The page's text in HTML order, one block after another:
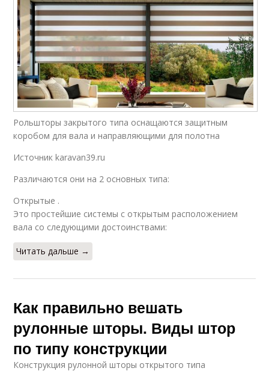
Рольшторы закрытого типа оснащаются защитным
коробом для вала и направляющими для полотна
Источник karavan39.ru
Различаются они на 2 основных типа:
Открытые .
Это простейшие системы с открытым расположением
вала со следующими достоинствами:
Читать дальше →
Как правильно вешать
рулонные шторы. Виды штор
по типу конструкции
Конструкция рулонной шторы открытого типа